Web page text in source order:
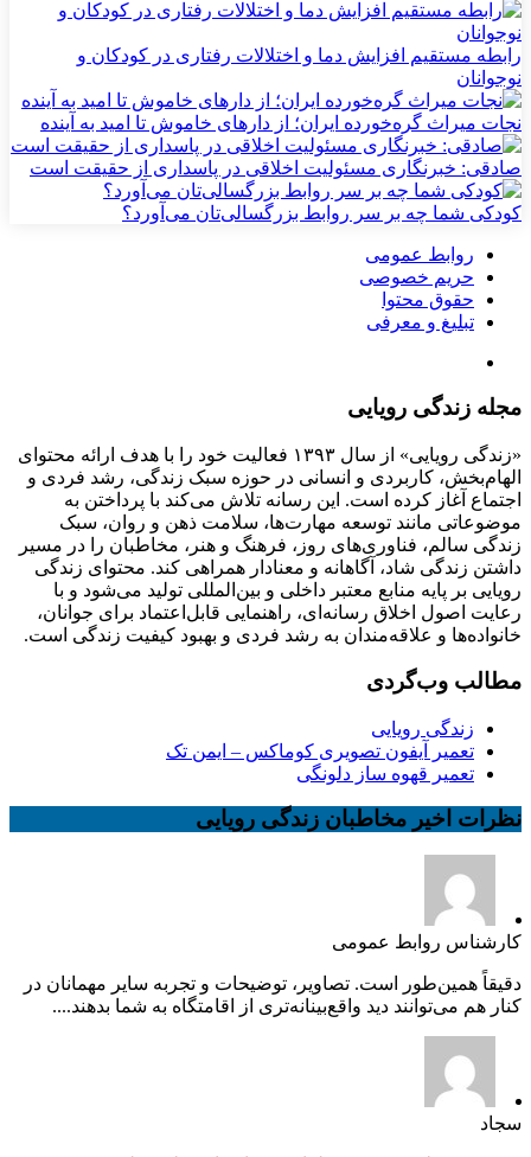
رابطه مستقیم افزایش دما و اختلالات رفتاری در کودکان و
نوجوانان
نجات میراث گره‌خورده ایران؛ از دارهای خاموش تا امید به آینده
صادقی: خبرنگاری مسئولیت اخلاقی در پاسداری از حقیقت است
کودکی شما چه بر سر روابط بزرگسالی‌تان می‌آورد؟
روابط عمومی
حریم خصوصی
حقوق محتوا
تبلیغ و معرفی
مجله زندگی رویایی
«زندگی رویایی» از سال ۱۳۹۳ فعالیت خود را با هدف ارائه محتوای
الهام‌بخش، کاربردی و انسانی در حوزه سبک زندگی، رشد فردی و
اجتماع آغاز کرده است. این رسانه تلاش می‌کند با پرداختن به
موضوعاتی مانند توسعه مهارت‌ها، سلامت ذهن و روان، سبک
زندگی سالم، فناوری‌های روز، فرهنگ و هنر، مخاطبان را در مسیر
داشتن زندگی شاد، آگاهانه و معنادار همراهی کند. محتوای زندگی
رویایی بر پایه منابع معتبر داخلی و بین‌المللی تولید می‌شود و با
رعایت اصول اخلاق رسانه‌ای، راهنمایی قابل‌اعتماد برای جوانان،
خانواده‌ها و علاقه‌مندان به رشد فردی و بهبود کیفیت زندگی است.
مطالب وب‌گردی
زندگی رویایی
تعمیر آیفون تصویری کوماکس – ایمن تک
تعمیر قهوه ساز دلونگی
نظرات اخیر مخاطبان زندگی رویایی
کارشناس روابط عمومی
دقیقاً همین‌طور است. تصاویر، توضیحات و تجربه سایر مهمانان در
کنار هم می‌توانند دید واقع‌بینانه‌تری از اقامتگاه به شما بدهند....
سجاد